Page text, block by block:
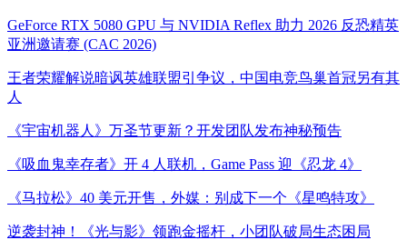
GeForce RTX 5080 GPU 与 NVIDIA Reflex 助力 2026 反恐精英
亚洲邀请赛 (CAC 2026)
王者荣耀解说暗讽英雄联盟引争议，中国电竞鸟巢首冠另有其
人
《宇宙机器人》万圣节更新？开发团队发布神秘预告
《吸血鬼幸存者》开 4 人联机，Game Pass 迎《忍龙 4》
《马拉松》40 美元开售，外媒：别成下一个《星鸣特攻》
逆袭封神！《光与影》领跑金摇杆，小团队破局生态困局​